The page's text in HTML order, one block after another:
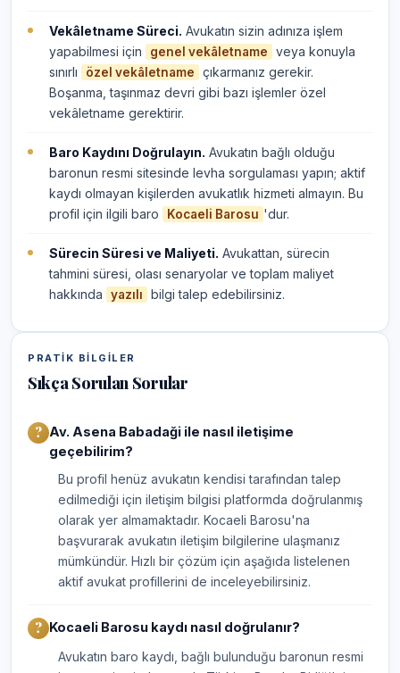
Vekâletname Süreci. Avukatın sizin adınıza işlem
yapabilmesi için
genel vekâletname
veya konuyla
sınırlı
özel vekâletname
çıkarmanız gerekir.
Boşanma, taşınmaz devri gibi bazı işlemler özel
vekâletname gerektirir.
Baro Kaydını Doğrulayın. Avukatın bağlı olduğu
baronun resmi sitesinde levha sorgulaması yapın; aktif
kaydı olmayan kişilerden avukatlık hizmeti almayın. Bu
profil için ilgili baro
Kocaeli Barosu 'dur.
Sürecin Süresi ve Maliyeti. Avukattan, sürecin
tahmini süresi, olası senaryolar ve toplam maliyet
hakkında
yazılı bilgi talep edebilirsiniz.
PRATIK BILGILER
Sıkça Sorulan Sorular
Av. Asena Babadaği ile nasıl iletişime
geçebilirim?
Bu profil henüz avukatın kendisi tarafından talep
edilmediği için iletişim bilgisi platformda doğrulanmış
olarak yer almamaktadır. Kocaeli Barosu'na
başvurarak avukatın iletişim bilgilerine ulaşmanız
mümkündür. Hızlı bir çözüm için aşağıda listelenen
aktif avukat profillerini de inceleyebilirsiniz.
Kocaeli Barosu kaydı nasıl doğrulanır?
Avukatın baro kaydı, bağlı bulunduğu baronun resmi